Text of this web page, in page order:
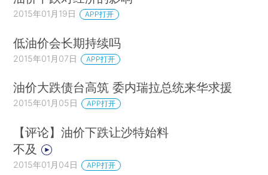
2015年01月19日 APP打开
低油价会长期持续吗
2015年01月07日 APP打开
油价大跌债台高筑 委内瑞拉总统来华求援
2015年01月05日 APP打开
【评论】油价下跌让沙特始料
不及
2015年01月04日 APP打开